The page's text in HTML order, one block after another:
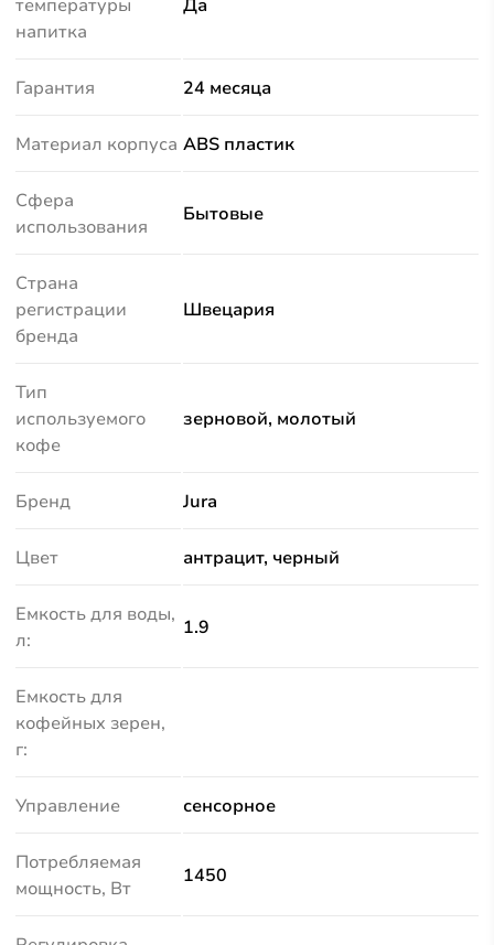
температуры
напитка
Да
Гарантия 24 месяца
Материал корпуса ABS пластик
Сфера
использования
Бытовые
Страна
регистрации
бренда
Швецария
Тип
используемого
кофе
зерновой, молотый
Бренд Jura
Цвет антрацит, черный
Емкость для воды,
л:
1.9
Емкость для
кофейных зерен,
г:
Управление сенсорное
Потребляемая
мощность, Вт
1450